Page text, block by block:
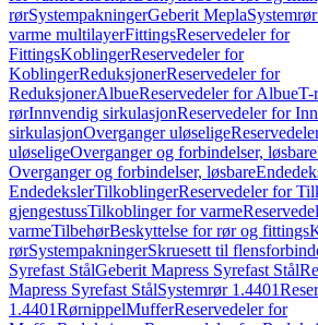
rørSystempakningerGeberit Mepla
varme multilayerFittingsReservedeler for
FittingsKoblingerReservedeler for
KoblingerReduksjonerReservedeler for
ReduksjonerAlbueReservedeler for AlbueT-
rørInnvendig sirkulasjonReservedeler for
sirkulasjonOverganger uløselige
uløseligeOverganger og forbindelser, løsbare
Overganger og forbindelser, løsbare
EndedekslerTilkoblingerReservedeler for
gjengestussTilkoblinger for varme
varmeTilbehørBeskyttelse for rør og fittings
rørSystempakningerSkruesett til
Syrefast StålGeberit Mapress Syrefast Stål
Mapress Syrefast StålSystemrør 1.4401
1.4401RørnippelMufferReservedeler for